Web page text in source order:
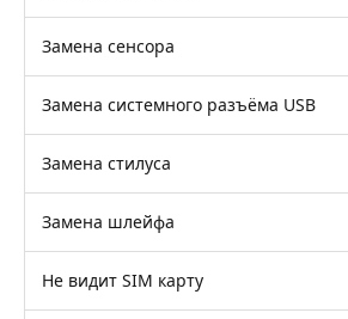
Замена сенсора
Замена системного разъёма USB
Замена стилуса
Замена шлейфа
Не видит SIM карту